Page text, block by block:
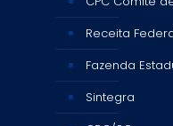
Receita
Fazenda
Sintegra